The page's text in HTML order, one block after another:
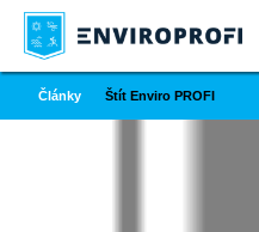
Články Štít Enviro PROFI